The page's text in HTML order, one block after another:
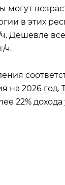
в этих
Дешевле
ч.
на 2026 год.
22% дохода